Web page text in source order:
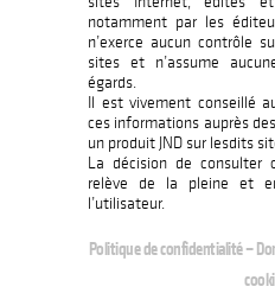
notamment par les
n’exerce aucun contrôle
sites et n’assume
égards.
Il est vivement conseillé
ces informations auprès
un produit JND sur lesdits
La décision de consulter
relève de la pleine et
l’utilisateur.
Politique de confidentialité –